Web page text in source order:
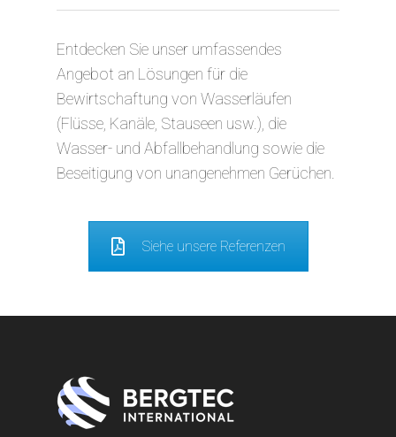
Entdecken Sie unser umfassendes
Angebot an Lösungen für die
Bewirtschaftung von Wasserläufen
(Flüsse, Kanäle, Stauseen usw.), die
Wasser- und Abfallbehandlung sowie die
Beseitigung von unangenehmen Gerüchen.
Siehe unsere Referenzen